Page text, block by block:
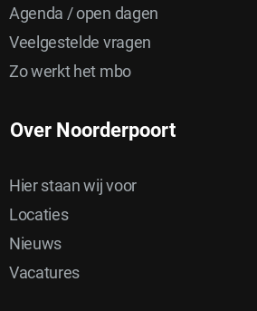
Agenda / open dagen
Veelgestelde vragen
Zo werkt het mbo
Over Noorderpoort
Hier staan wij voor
Locaties
Nieuws
Vacatures